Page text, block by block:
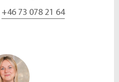
+46 73 078 21 64